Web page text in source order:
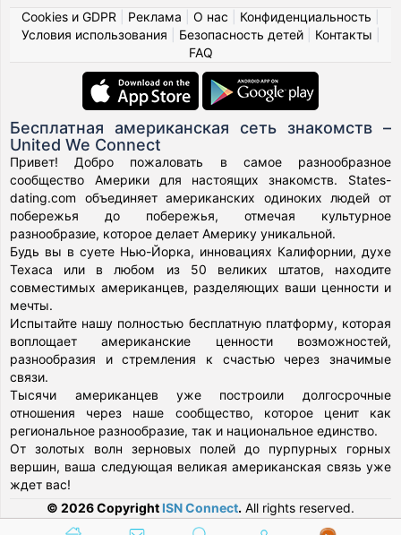
Cookies и GDPR
Реклама О нас Конфиденциальность
Условия использования
Безопасность детей| Контакты
FAQ
Бесплатная американская сеть знакомств –
United We Connect
Привет! Добро пожаловать в самое разнообразное
сообщество Америки для настоящих знакомств. States-
dating.com объединяет американских одиноких людей от
побережья до побережья, отмечая культурное
разнообразие, которое делает Америку уникальной.
Будь вы в суете Нью-Йорка, инновациях Калифорнии, духе
Техаса или в любом из 50 великих штатов, находите
совместимых американцев, разделяющих ваши ценности и
мечты.
Испытайте нашу полностью бесплатную платформу, которая
воплощает американские ценности возможностей,
разнообразия и стремления к счастью через значимые
связи.
Тысячи американцев уже построили долгосрочные
отношения через наше сообщество, которое ценит как
региональное разнообразие, так и национальное единство.
От золотых волн зерновых полей до пурпурных горных
вершин, ваша следующая великая американская связь уже
ждет вас!
© 2026 Copyright ISN Connect. All rights reserved.